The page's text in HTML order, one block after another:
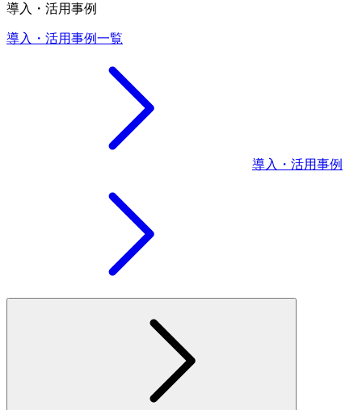
導入・活用事例
導入・活用事例一覧
導入・活用事例